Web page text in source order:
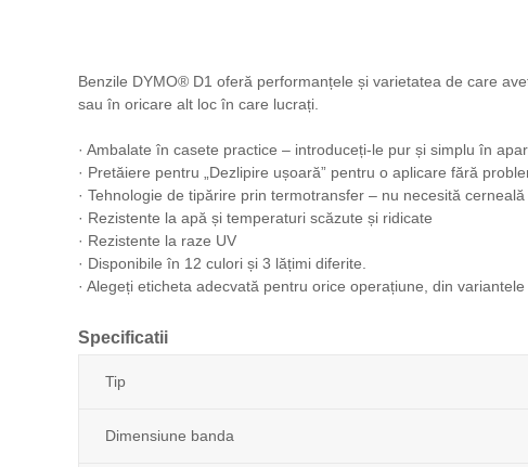
Benzile DYMO® D1 oferă performanțele și varietatea de care
sau în oricare alt loc în care lucrați.
· Ambalate în casete practice – introduceți-le pur și simplu în
· Pretăiere pentru „Dezlipire ușoară” pentru o aplicare fără
· Tehnologie de tipărire prin termotransfer – nu necesită cerneală
· Rezistente la apă și temperaturi scăzute și ridicate
· Rezistente la raze UV
· Disponibile în 12 culori și 3 lățimi diferite.
· Alegeți eticheta adecvată pentru orice operațiune, din
Specificatii
Tip
Dimensiune banda